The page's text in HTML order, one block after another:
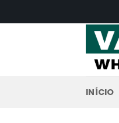
para
INÍCIO